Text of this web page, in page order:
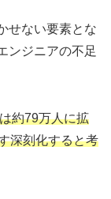
せない要素とな
ンジニアの不足
約79万人に拡
深刻化すると考